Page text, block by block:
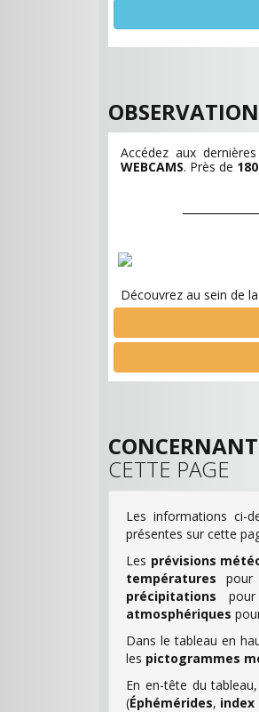
OBSERVATION
Accédez aux
WEBCAMS. Près de
Découvrez au sein de
CETTE PAGE
Les informations ci-
présentes sur cette
Les prévisions
températures pour
précipitations
atmosphériques
Dans le tableau en
les pictogrammes
En en-tête du
(Éphémérides, index